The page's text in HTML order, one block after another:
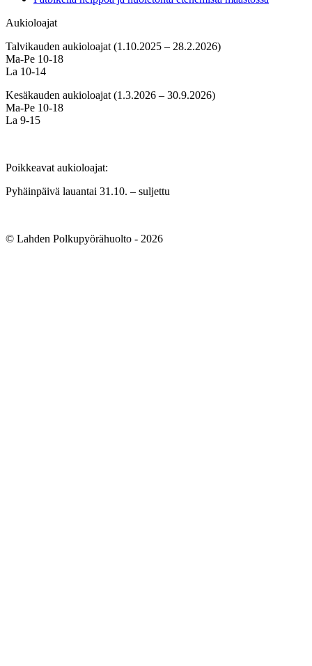
Aukioloajat
Talvikauden aukioloajat (1.10.2025 – 28.2.2026)
Ma-Pe 10-18
La 10-14
Kesäkauden aukioloajat (1.3.2026 – 30.9.2026)
Ma-Pe 10-18
La 9-15
Poikkeavat aukioloajat:
Pyhäinpäivä lauantai 31.10. – suljettu
© Lahden Polkupyörähuolto - 2026